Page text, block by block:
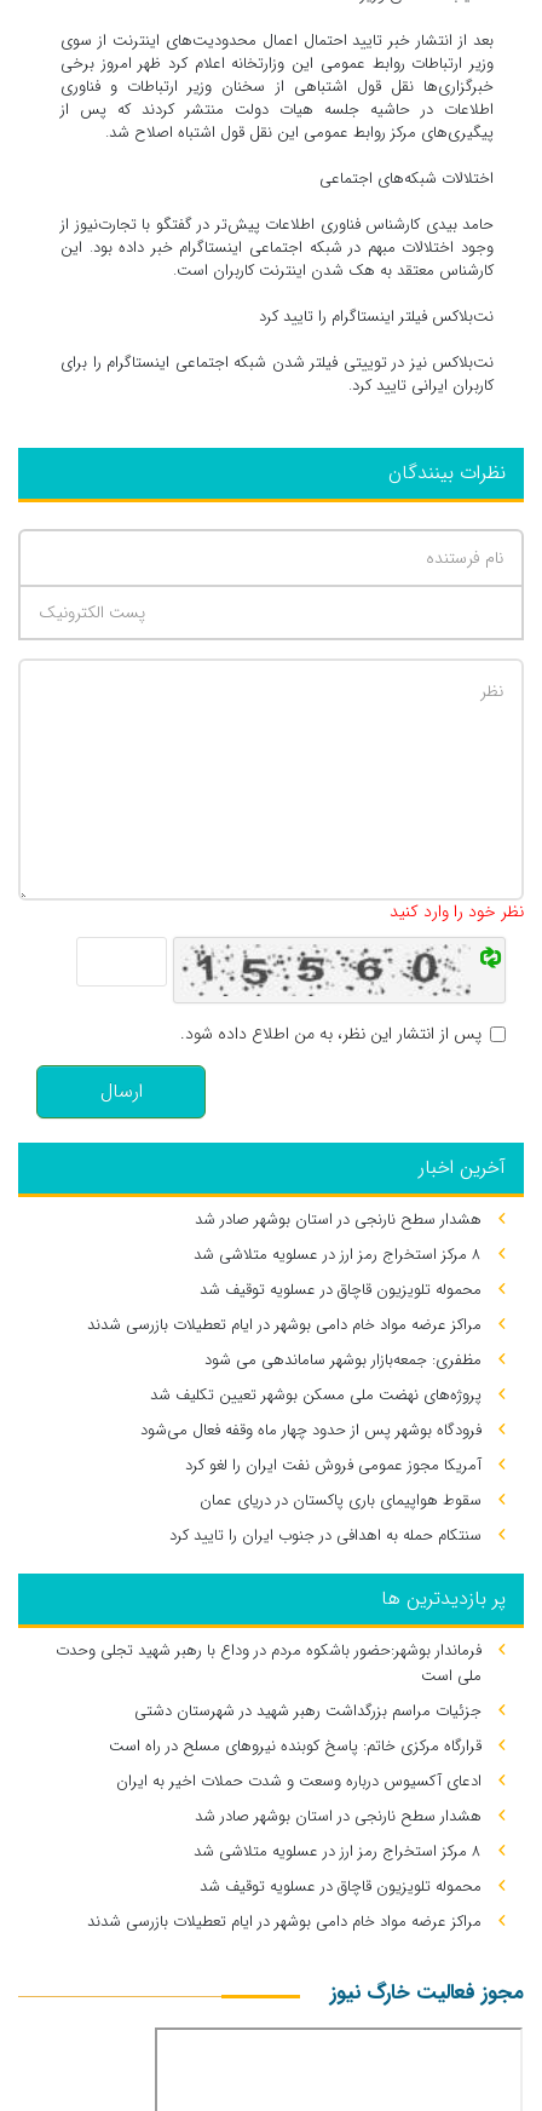
بعد از انتشار خبر تایید احتمال اعمال محدودیت‌های اینترنت از سوی
وزیر ارتباطات روابط عمومی این وزارتخانه اعلام کرد ظهر امروز برخی
خبرگزاری‌ها نقل قول اشتباهی از سخنان وزیر ارتباطات و فناوری
اطلاعات در حاشیه جلسه هیات دولت منتشر کردند که پس از
پیگیری‌های مرکز روابط عمومی این نقل قول اشتباه اصلاح شد.
اختلالات شبکه‌های اجتماعی
حامد بیدی کارشناس فناوری اطلاعات پیش‌تر در گفتگو با تجارت‌نیوز از
وجود اختلالات مبهم در شبکه اجتماعی اینستاگرام خبر داده بود. این
کارشناس معتقد به هک شدن اینترنت کاربران است.
نت‌بلاکس فیلتر اینستاگرام را تایید کرد
نت‌بلاکس نیز در توییتی فیلتر شدن شبکه اجتماعی اینستاگرام را برای
کاربران ایرانی تایید کرد.
نظرات بینندگان
نظر خود را وارد کنید
پس از انتشار این نظر، به من اطلاع داده شود.
ارسال
آخرین اخبار
هشدار سطح نارنجی در استان بوشهر صادر شد
۸ مرکز استخراج رمز ارز در عسلویه متلاشی شد
محموله تلویزیون قاچاق در عسلویه توقیف شد
مراکز عرضه مواد خام دامی بوشهر در ایام تعطیلات بازرسی شدند
مظفری: جمعه‌بازار بوشهر ساماندهی می‌ شود
پروژه‌های نهضت ملی مسکن بوشهر تعیین تکلیف شد
فرودگاه بوشهر پس از حدود چهار ماه وقفه فعال می‌شود
آمریکا مجوز عمومی فروش نفت ایران را لغو کرد
سقوط هواپیمای باری پاکستان در دریای عمان
سنتکام حمله به اهدافی در جنوب ایران را تایید کرد
پر بازدیدترین ها
فرماندار بوشهر:حضور باشکوه مردم در وداع با رهبر شهید تجلی وحدت
ملی است
جزئیات مراسم بزرگداشت رهبر شهید در شهرستان دشتی
قرارگاه مرکزی خاتم: پاسخ کوبنده نیروهای مسلح در راه است
ادعای آکسیوس درباره وسعت و شدت حملات اخیر به ایران
هشدار سطح نارنجی در استان بوشهر صادر شد
۸ مرکز استخراج رمز ارز در عسلویه متلاشی شد
محموله تلویزیون قاچاق در عسلویه توقیف شد
مراکز عرضه مواد خام دامی بوشهر در ایام تعطیلات بازرسی شدند
مجوز فعالیت خارگ نیوز